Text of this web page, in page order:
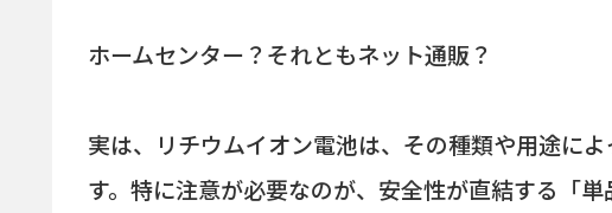
ホームセンター？それともネット通販？
実は、リチウムイオン電池は、その種類や用途に
す。特に注意が必要なのが、安全性が直結する「